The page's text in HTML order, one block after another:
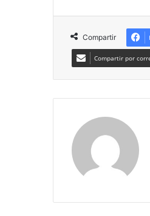
Compartir
Compartir por